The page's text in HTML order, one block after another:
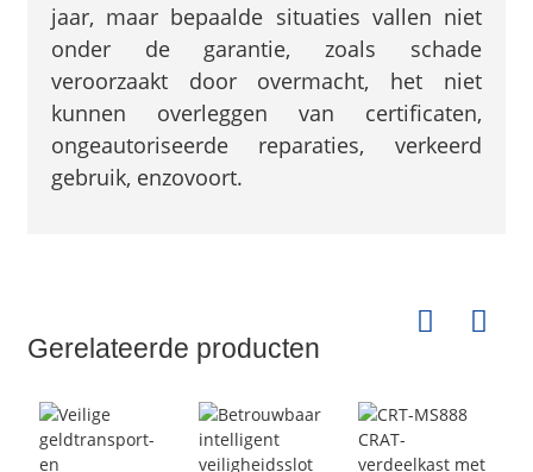
jaar, maar bepaalde situaties vallen niet
onder de garantie, zoals schade
veroorzaakt door overmacht, het niet
kunnen overleggen van certificaten,
ongeautoriseerde reparaties, verkeerd
gebruik, enzovoort.
Gerelateerde producten